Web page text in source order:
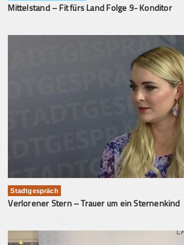
Mittelstand – Fit fürs Land Folge 9- Konditor
Stadtgespräch
Verlorener Stern – Trauer um ein Sternenkind